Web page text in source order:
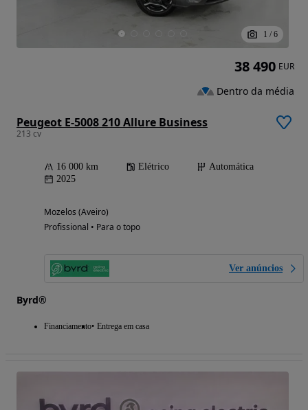
1 / 6
Peugeot E-5008 210 Allure Business
213 cv
16 000 km Elétrico
Automática
2025
Mozelos (Aveiro)
Profissional • Para o topo
Ver anúncios
Byrd®
Financiamento Entrega em casa
38 490 EUR
Dentro da média